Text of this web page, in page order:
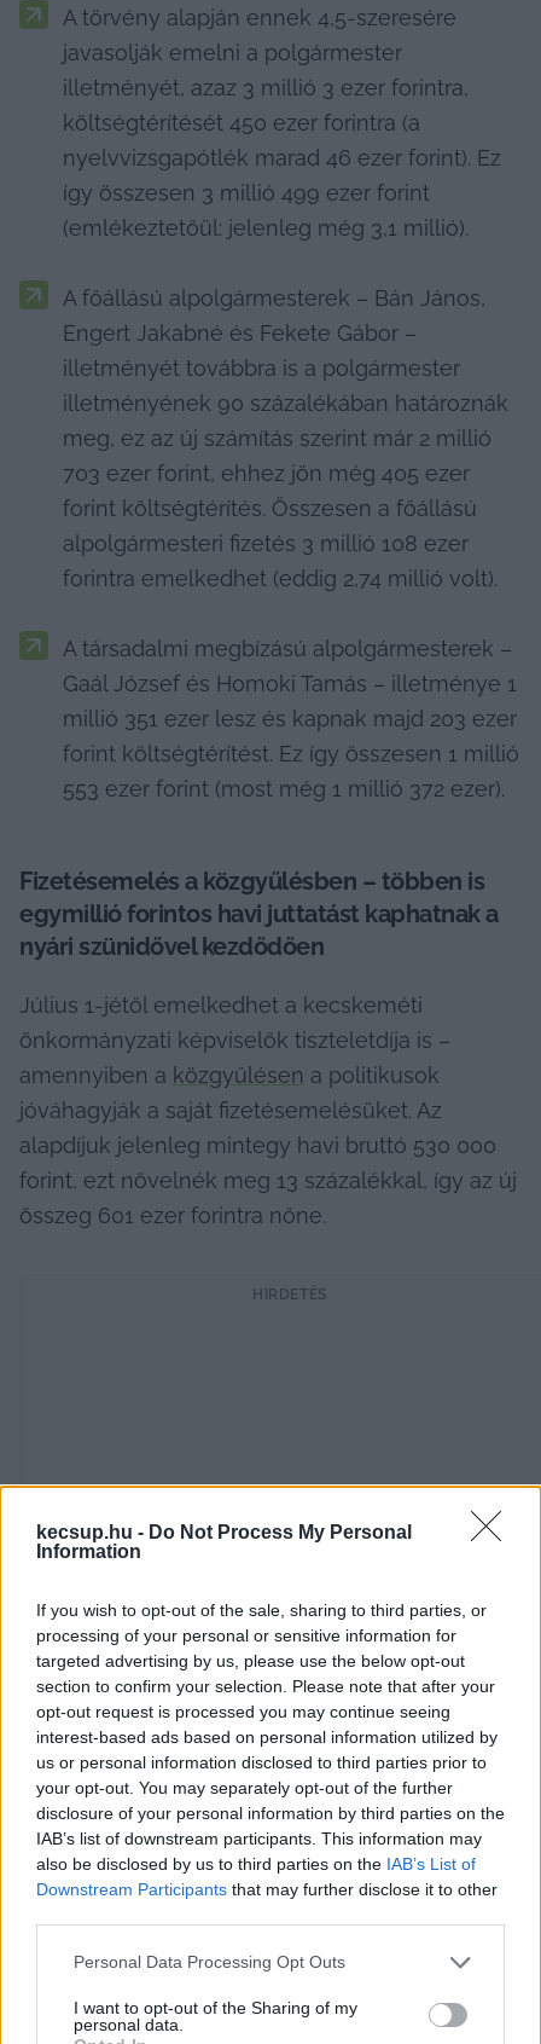
kecsup.hu - Do Not Process My Personal
Information
If you wish to opt-out of the sale, sharing to third parties, or
processing of your personal or sensitive information for
targeted advertising by us, please use the below opt-out
section to confirm your selection. Please note that after your
opt-out request is processed you may continue seeing
interest-based ads based on personal information utilized by
us or personal information disclosed to third parties prior to
your opt-out. You may separately opt-out of the further
disclosure of your personal information by third parties on the
IAB’s list of downstream participants. This information may
also be disclosed by us to third parties on the IAB’s List of
Downstream Participants that may further disclose it to other
Please note that this website/app uses one or more Google
not limited to your visit or usage behaviour. You may click to
grant or deny consent to Google and its third-party tags to
Personal Data Processing Opt Outs
I want to opt-out of the Sharing of my
personal data.
A törvény alapján ennek 4,5-szeresére
javasolják emelni a polgármester
illetményét, azaz 3 millió 3 ezer forintra,
költségtérítését 450 ezer forintra (a
nyelvvizsgapótlék marad 46 ezer forint). Ez
így összesen 3 millió 499 ezer forint
(emlékeztetőül: jelenleg még 3,1 millió).
A főállású alpolgármesterek – Bán János,
Engert Jakabné és Fekete Gábor –
illetményét továbbra is a polgármester
illetményének 90 százalékában határoznák
meg, ez az új számítás szerint már 2 millió
703 ezer forint, ehhez jön még 405 ezer
forint költségtérítés. Összesen a főállású
alpolgármesteri fizetés 3 millió 108 ezer
forintra emelkedhet (eddig 2,74 millió volt).
A társadalmi megbízású alpolgármesterek –
Gaál József és Homoki Tamás – illetménye 1
millió 351 ezer lesz és kapnak majd 203 ezer
forint költségtérítést. Ez így összesen 1 millió
553 ezer forint (most még 1 millió 372 ezer).
Fizetésemelés a közgyűlésben – többen is
egymillió forintos havi juttatást kaphatnak a
nyári szünidővel kezdődően
Július 1-jétől emelkedhet a kecskeméti
önkormányzati képviselők tiszteletdíja is –
amennyiben a közgyűlésen a politikusok
jóváhagyják a saját fizetésemelésüket. Az
alapdíjuk jelenleg mintegy havi bruttó 530 000
forint, ezt növelnék meg 13 százalékkal, így az új
összeg 601 ezer forintra nőne.
HIRDETÉS
Ám ez csak az alap. A valóságban a képviselők
helyet foglalnak, ami tovább emeli a
juttatásokat. Egyetlen bizottsági tagsággal már
havi 871 ezer forintot kaphatnak a nyári
szünettől kezdve,
két bizottság esetén ez 946
ezer forintra emelkedik. Vagyis a 13 százalékos
emelésnél valójában jóval nagyobb összeggel
nőnek az illetmények.
Több képviselő két bizottságban is tag, így ők a
legmagasabb szintű képviselői tiszteletdíjat